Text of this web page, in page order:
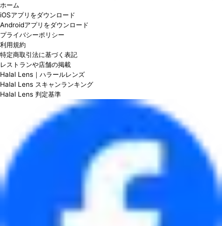
ホーム
iOSアプリをダウンロード
Androidアプリをダウンロード
プライバシーポリシー
利用規約
特定商取引法に基づく表記
レストランや店舗の掲載
Halal Lens｜ハラールレンズ
Halal Lens スキャンランキング
Halal Lens 判定基準